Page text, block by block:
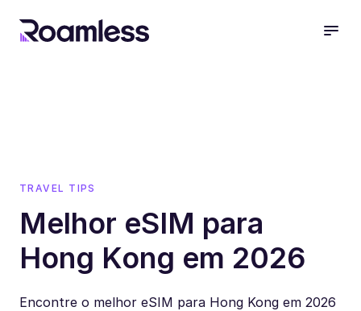
TRAVEL TIPS
Melhor eSIM para
Hong Kong em 2026
Encontre o melhor eSIM para Hong Kong em 2026